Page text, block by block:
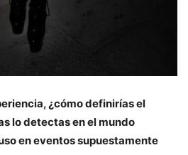
¿cómo definirías el
lo detectas en el mundo
en eventos supuestamente